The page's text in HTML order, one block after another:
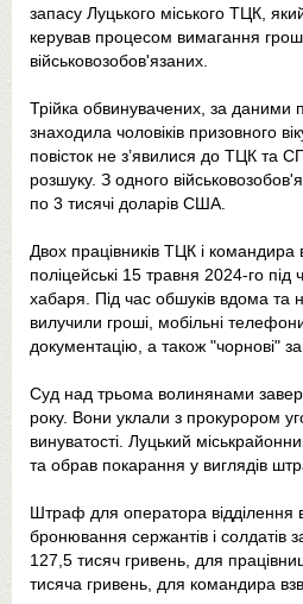
запасу Луцького міського ТЦК,
керував процесом вимагання
військовозобов'язаних.
Трійка обвинувачених, за даними
знаходила чоловіків призовного
повісток не зʼявилися до ТЦК та
розшуку. З одного
по 3 тисячі доларів США.
Двох працівників ТЦК і командира
поліцейські 15 травня 2024-го
хабаря. Під час обшуків вдома та
вилучили гроші, мобільні
документацію, а також "чорнові"
Суд над трьома волинянами
року. Вони уклали з прокурором
винуватості. Луцький
та обрав покарання у виглядів
Штраф для оператора відділення
бронювання сержантів і солдатів
127,5 тисяч гривень, для
тисяча гривень, для командира